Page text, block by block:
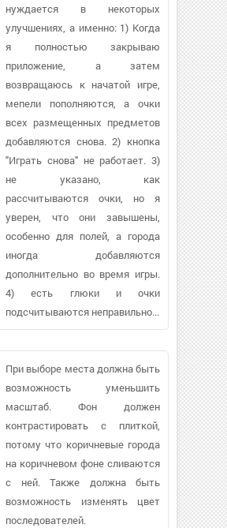
нуждается в некоторых
улучшениях, а именно: 1) Когда
я полностью закрываю
приложение, а затем
возвращаюсь к начатой игре,
мепели пополняются, а очки
всех размещенных предметов
добавляются снова. 2) кнопка
"Играть снова" не работает. 3)
не указано, как
рассчитываются очки, но я
уверен, что они завышены,
особенно для полей, а города
иногда добавляются
дополнительно во время игры.
4) есть глюки и очки
подсчитываются неправильно...
При выборе места должна быть
возможность уменьшить
масштаб. Фон должен
контрастировать с плиткой,
потому что коричневые города
на коричневом фоне сливаются
с ней. Также должна быть
возможность изменять цвет
последователей.